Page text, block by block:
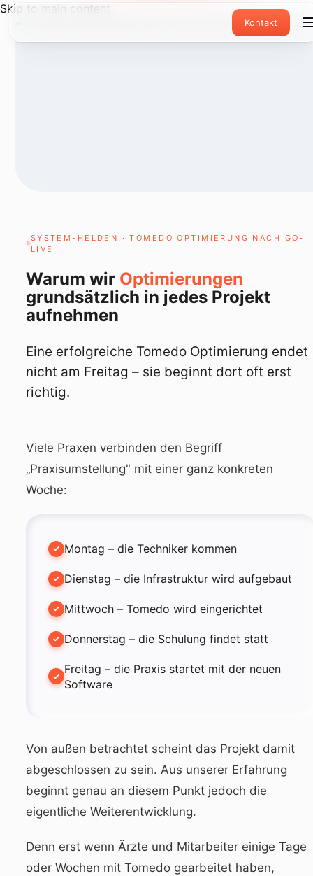
Skip to main content
Kontakt
SYSTEM-HELDEN · TOMEDO OPTIMIERUNG NACH GO-
LIVE
Warum wir Optimierungen
grundsätzlich in jedes Projekt
aufnehmen
Eine erfolgreiche Tomedo Optimierung endet
nicht am Freitag – sie beginnt dort oft erst
richtig.
Viele Praxen verbinden den Begriff
„Praxisumstellung" mit einer ganz konkreten
Woche:
Montag – die Techniker kommen
Dienstag – die Infrastruktur wird aufgebaut
Mittwoch – Tomedo wird eingerichtet
Donnerstag – die Schulung findet statt
Freitag – die Praxis startet mit der neuen
Software
Von außen betrachtet scheint das Projekt damit
abgeschlossen zu sein. Aus unserer Erfahrung
beginnt genau an diesem Punkt jedoch die
eigentliche Weiterentwicklung.
Denn erst wenn Ärzte und Mitarbeiter einige Tage
oder Wochen mit Tomedo gearbeitet haben,